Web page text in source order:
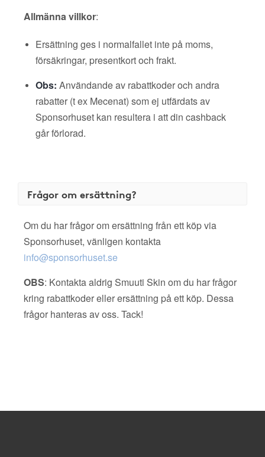
Allmänna villkor:
Ersättning ges i normalfallet inte på moms,
försäkringar, presentkort och frakt.
Obs: Användande av rabattkoder och andra
rabatter (t ex Mecenat) som ej utfärdats av
Sponsorhuset kan resultera i att din cashback
går förlorad.
Frågor om ersättning?
Om du har frågor om ersättning från ett köp via
Sponsorhuset, vänligen kontakta
info@sponsorhuset.se
OBS: Kontakta aldrig Smuuti Skin om du har frågor
kring rabattkoder eller ersättning på ett köp. Dessa
frågor hanteras av oss. Tack!